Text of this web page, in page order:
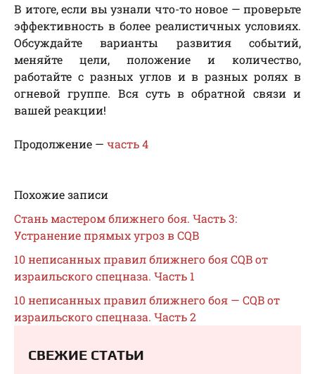
В итоге, если вы узнали что-то новое — проверьте
эффективность в более реалистичных условиях.
Обсуждайте варианты развития событий,
меняйте цели, положение и количество,
работайте с разных углов и в разных ролях в
огневой группе. Вся суть в обратной связи и
вашей реакции!
Продолжение — часть 4
Похожие записи
Стань мастером ближнего боя. Часть 3:
Устранение прямых угроз в CQB
10 неписанных правил ближнего боя CQB от
израильского спецназа. Часть 1
10 неписанных правил ближнего боя — CQB от
израильского спецназа. Часть 2
СВЕЖИЕ СТАТЬИ